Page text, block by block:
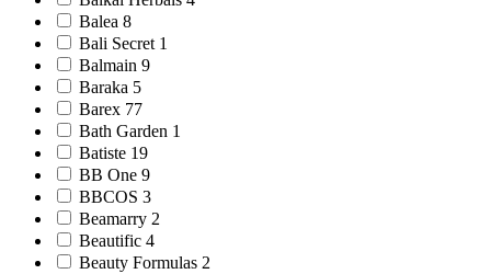
Balea 8
Bali Secret 1
Balmain 9
Baraka 5
Barex 77
Bath Garden 1
Batiste 19
BB One 9
BBCOS 3
Beamarry 2
Beautific 4
Beauty Formulas 2